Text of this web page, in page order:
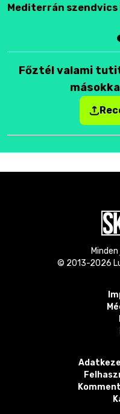
Mediterrán
Főztél valami
© 2013-2026